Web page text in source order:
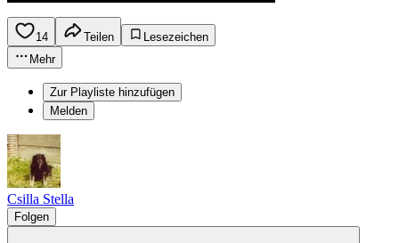
14 Teilen
Lesezeichen
Mehr
Zur Playliste hinzufügen
Melden
Csilla Stella
Folgen